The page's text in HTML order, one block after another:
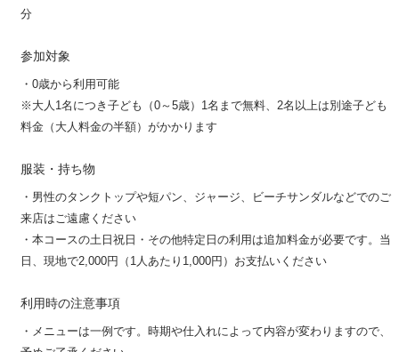
分
参加対象
・0歳から利用可能
※大人1名につき子ども（0～5歳）1名まで無料、2名以上は別途子ども
料金（大人料金の半額）がかかります
服装・持ち物
・男性のタンクトップや短パン、ジャージ、ビーチサンダルなどでのご
来店はご遠慮ください
・本コースの土日祝日・その他特定日の利用は追加料金が必要です。当
日、現地で2,000円（1人あたり1,000円）お支払いください
利用時の注意事項
・メニューは一例です。時期や仕入れによって内容が変わりますので、